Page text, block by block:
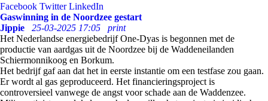
Facebook Twitter LinkedIn
Gaswinning in de Noordzee gestart
Jippie
25-03-2025 17:05
print
Het Nederlandse energiebedrijf One-Dyas is begonnen met de
productie van aardgas uit de Noordzee bij de Waddeneilanden
Schiermonnikoog en Borkum.
Het bedrijf gaf aan dat het in eerste instantie om een testfase zou gaan.
Er wordt al gas geproduceerd. Het financieringsproject is
controversieel vanwege de angst voor schade aan de Waddenzee.